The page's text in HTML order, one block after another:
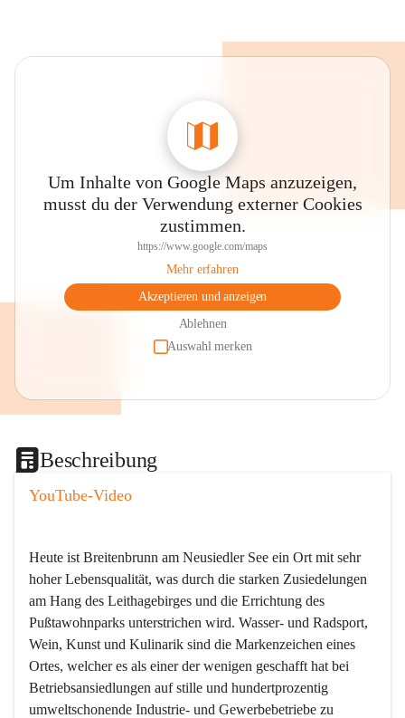
Um Inhalte von Google Maps anzuzeigen,
musst du der Verwendung externer Cookies
zustimmen.
https://www.google.com/maps
Mehr erfahren
Akzeptieren und anzeigen
Ablehnen
Auswahl merken
Beschreibung
YouTube-Video
Heute ist Breitenbrunn am Neusiedler See ein Ort mit sehr
hoher Lebensqualität, was durch die starken Zusiedelungen
am Hang des Leithagebirges und die Errichtung des
Pußtawohnparks unterstrichen wird. Wasser- und Radsport,
Wein, Kunst und Kulinarik sind die Markenzeichen eines
Ortes, welcher es als einer der wenigen geschafft hat bei
Betriebsansiedlungen auf stille und hundertprozentig
umweltschonende Industrie- und Gewerbebetriebe zu